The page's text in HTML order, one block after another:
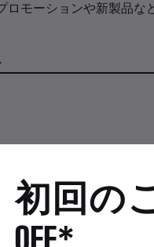
ロモーションや新製品な
初回の
OFF*